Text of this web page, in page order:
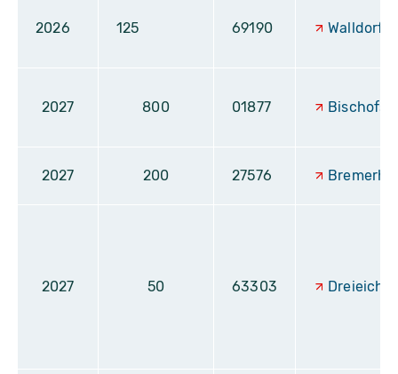
2026 125 69190 Walldorf
2027 800 01877
2027 200 27576
2027 50 63303 Dreieich